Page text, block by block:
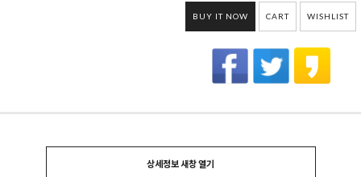
BUY IT NOW CART WISHLIST
상세정보 새창 열기